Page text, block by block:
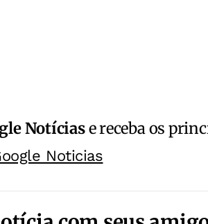
Notíciase receba os
Noticias